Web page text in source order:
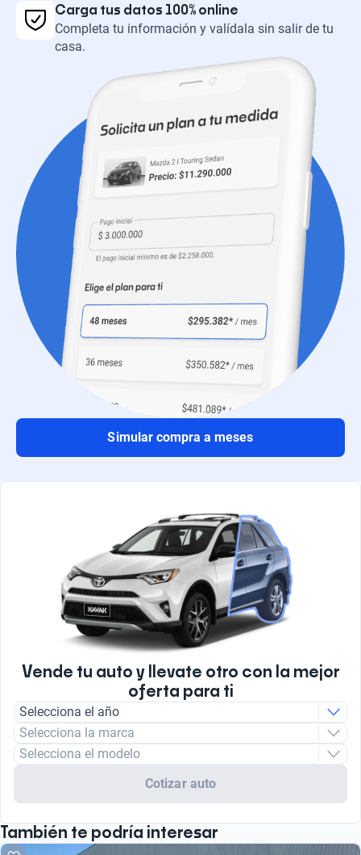
Carga tus datos 100% online
Completa tu información y valídala sin salir de tu
casa.
Simular compra a meses
Vende tu auto y llevate otro con la mejor
oferta para ti
Selecciona el año
Selecciona la marca
Selecciona el modelo
Cotizar auto
También te podría interesar